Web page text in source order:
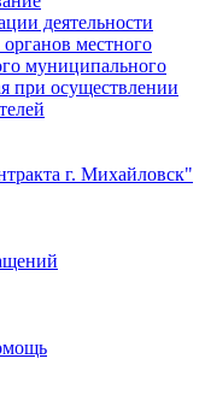
деятельности
местного
муниципального
при осуществлении
г. Михайловск"